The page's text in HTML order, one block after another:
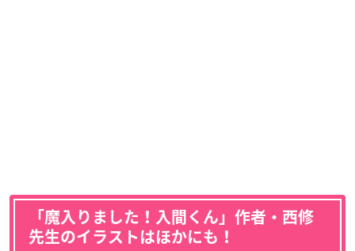
「魔入りました！入間くん」作者・西修
先生のイラストはほかにも！